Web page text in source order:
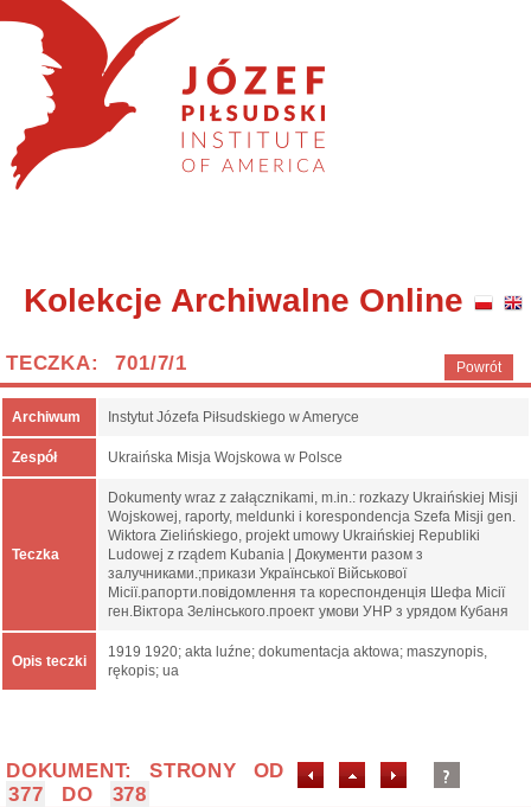
Kolekcje Archiwalne Online
Powrót
TECZKA: 701/7/1
Archiwum Instytut Józefa Piłsudskiego w Ameryce
Zespół Ukraińska Misja Wojskowa w Polsce
Teczka
Dokumenty wraz z załącznikami, m.in.: rozkazy Ukraińskiej Misji
Wojskowej, raporty, meldunki i korespondencja Szefa Misji gen.
Wiktora Zielińskiego, projekt umowy Ukraińskiej Republiki
Ludowej z rządem Kubania | Документи разом з
залучниками.;прикази Української Військової
Місії.рапорти.повідомлення та кореспонденція Шефа Місії
ген.Віктора Зелінського.проект умови УНР з урядом Кубаня
Opis teczki
1919 1920; akta luźne; dokumentacja aktowa; maszynopis,
rękopis; ua
DOKUMENT: STRONY OD
377
DO 378